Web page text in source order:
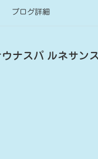
ブログ詳細
ナスパ ルネサン